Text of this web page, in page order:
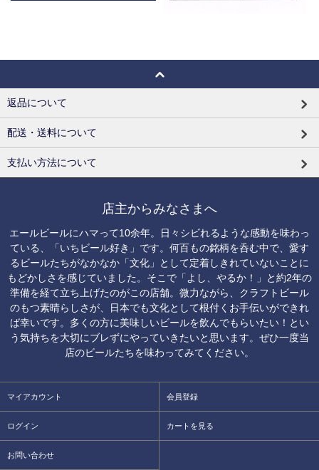
返品について
配送・送料について
支払い方法について
店主からみなさまへ
エールビールにハマって10余年。日々シビれるような感動を味わっ
ている、「いちビール好き」です。何百もの銘柄を呑む中で、愛す
るビールたちがなかなか「文化」として定着しきれていないことに
もどかしさを感じていました。そこで「よし、やるか！」と約2年の
準備を経て立ち上げたのがこの店舗。微力ながら、クラフトビール
のもつ素晴らしさが、日本でも文化として根付くお手伝いができれ
ば幸いです。多くの方に美味しいビールを飲んでもらいたい！とい
う気持ちを大切にブレずにやっていきたいと思います。ぜひ一度当
店のビールたちを味わってみてください。
マイアカウント 会員登録
ログイン カートを見る
お問い合わせ